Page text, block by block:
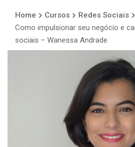
Home Cursos
Redes Sociais
Como impulsionar seu negócio e
sociais – Wanessa Andrade